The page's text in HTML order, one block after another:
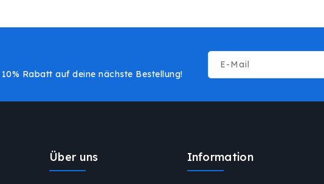
Rabatt auf deine nächste Bestellung!
E-Mail
Information
Über uns